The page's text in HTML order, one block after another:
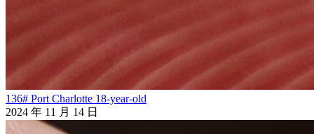
136# Port Charlotte 18-year-old
2024 年 11 月 14 日